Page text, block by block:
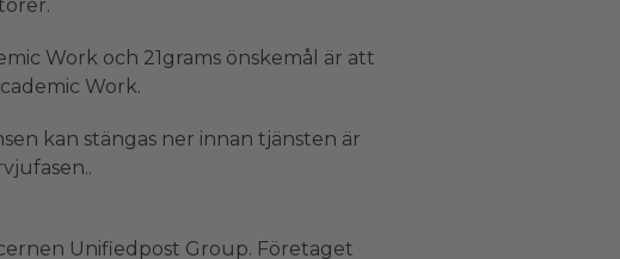
Work och 21grams önskemål är att
Work.
kan stängas ner innan tjänsten är
Unifiedpost Group. Företaget